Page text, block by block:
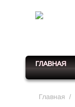
ГЛАВНАЯ
Главная /